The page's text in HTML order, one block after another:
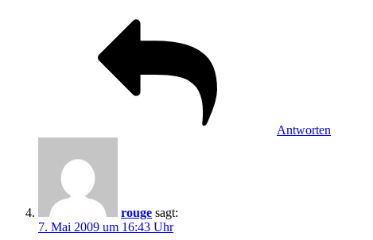
Antworten
rouge sagt:
7. Mai 2009 um 16:43 Uhr